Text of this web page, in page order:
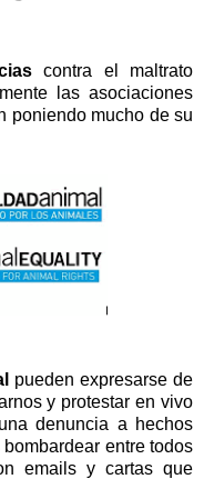
contra el maltrato
las asociaciones
poniendo mucho de su
pueden expresarse de
y protestar en vivo
denuncia a hechos
entre todos
emails y cartas que